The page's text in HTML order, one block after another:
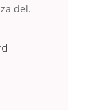
del.